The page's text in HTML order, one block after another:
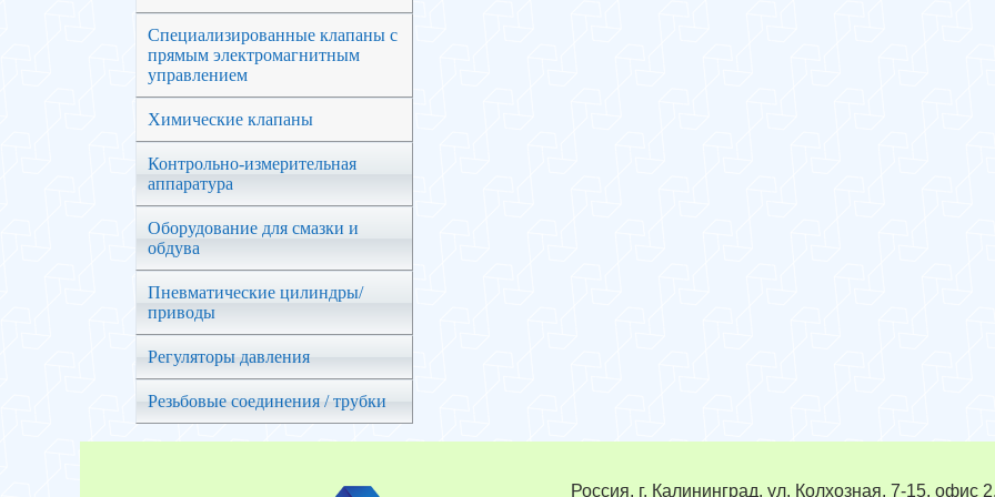
Специализированные клапаны с
прямым электромагнитным
управлением
Химические клапаны
Контрольно-измерительная
аппаратура
Оборудование для смазки и
обдува
Пневматические цилиндры/
приводы
Регуляторы давления
Резьбовые соединения / трубки
Россия, г. Калининград, ул. Колхозная, 7-15, офис